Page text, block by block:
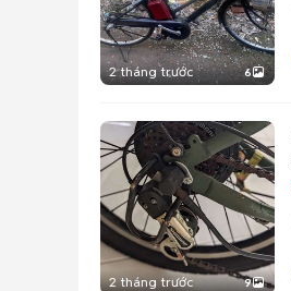
2 tháng trước 6
2 tháng trước 9